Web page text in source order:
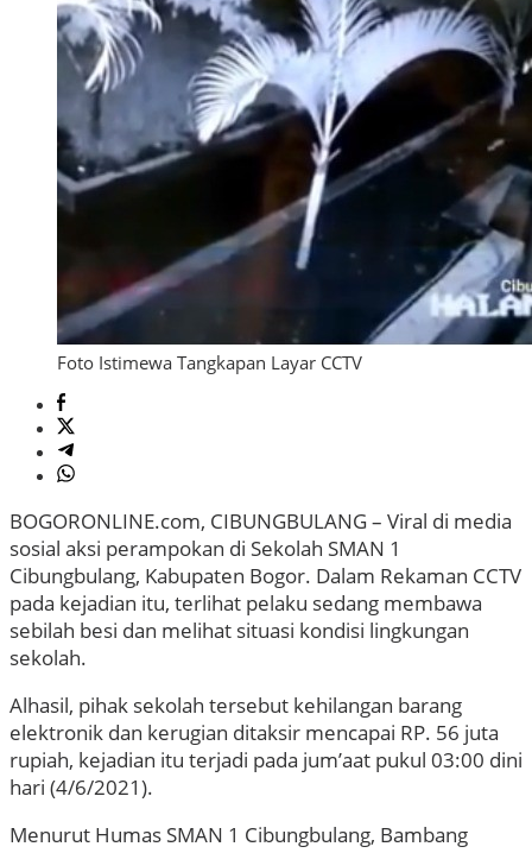
Foto Istimewa Tangkapan Layar CCTV
BOGORONLINE.com, CIBUNGBULANG – Viral di media
sosial aksi perampokan di Sekolah SMAN 1
Cibungbulang, Kabupaten Bogor. Dalam Rekaman CCTV
pada kejadian itu, terlihat pelaku sedang membawa
sebilah besi dan melihat situasi kondisi lingkungan
sekolah.
Alhasil, pihak sekolah tersebut kehilangan barang
elektronik dan kerugian ditaksir mencapai RP. 56 juta
rupiah, kejadian itu terjadi pada jum’aat pukul 03:00 dini
hari (4/6/2021).
Menurut Humas SMAN 1 Cibungbulang, Bambang